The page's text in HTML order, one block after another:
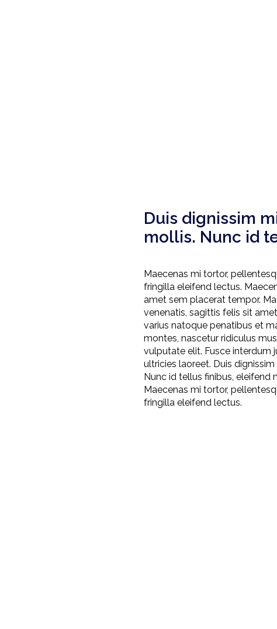
Duis dignissim
mollis. Nunc id
Maecenas mi tortor,
fringilla eleifend lectus.
amet sem placerat tempor.
venenatis, sagittis felis sit
varius natoque penatibus et
montes, nascetur ridiculus
vulputate elit. Fusce interdum
ultricies laoreet. Duis
Nunc id tellus finibus, eleifend
Maecenas mi tortor,
fringilla eleifend lectus.